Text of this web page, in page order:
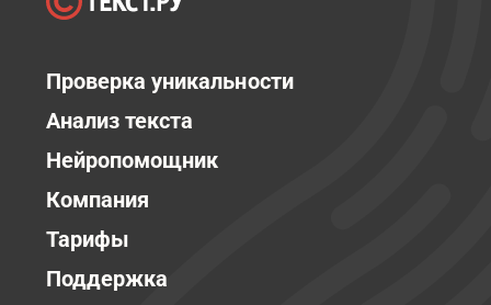
Проверка уникальности
Анализ текста
Нейропомощник
Компания
Тарифы
Поддержка